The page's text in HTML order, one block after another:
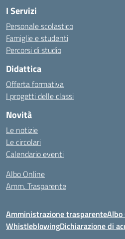
I Servizi
Personale scolastico
Famiglie e studenti
Percorsi di studio
Didattica
Offerta formativa
I progetti delle classi
Novità
Le notizie
Le circolari
Calendario eventi
Albo Online
Amm. Trasparente
Amministrazione trasparenteAlbo
WhistleblowingDichiarazione di